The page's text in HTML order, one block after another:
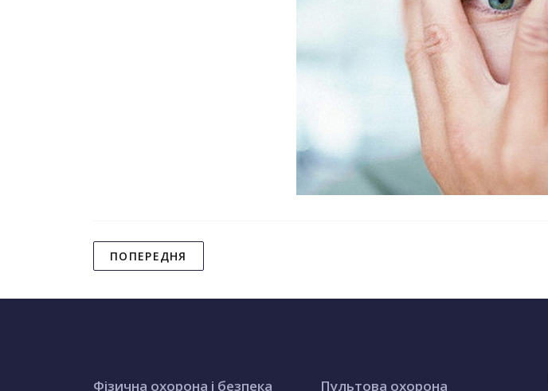
ПОПЕРЕДНЯ
Фізична охорона і безпека Пультова охорона